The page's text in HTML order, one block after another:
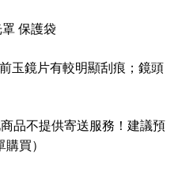
保護袋
玉鏡片有較明顯刮痕；鏡頭
品不提供寄送服務！建議預
買）